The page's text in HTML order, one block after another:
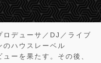
デューサ／DJ／ライブ
ハウスレーベル
ーを果たす。その後、